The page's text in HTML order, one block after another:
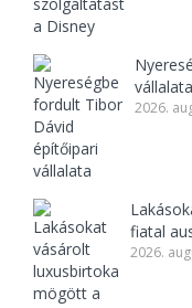
vállalata
2026.
fiatal
2026.